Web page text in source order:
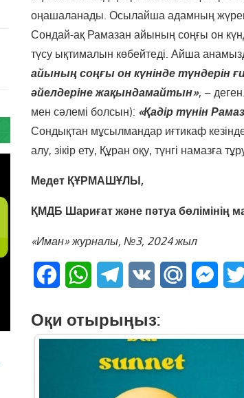
оңашаланады. Осылайша адамның жүрегі
Сондай-ақ Рамазан айының соңғы он
түсу ықтималын көбейтеді. Айша
айының соңғы онкүнінде түндерін
әйелдеріне жақындамайтын», –
мен сәлемі болсын): «Қадір түнін
Сондықтан мұсылмандар иғтикаф
алу, зікір ету, Құран оқу, түнгі намазға
Медет ҚҰРМАШҰЛЫ,
ҚМДБ Шариғат және пәтуа бөлімінің
«Иман» журналы, №3, 2024 жыл
FacebookWhatsAppTelegram
VK Mail.Ru
Оқи отырыңыз: